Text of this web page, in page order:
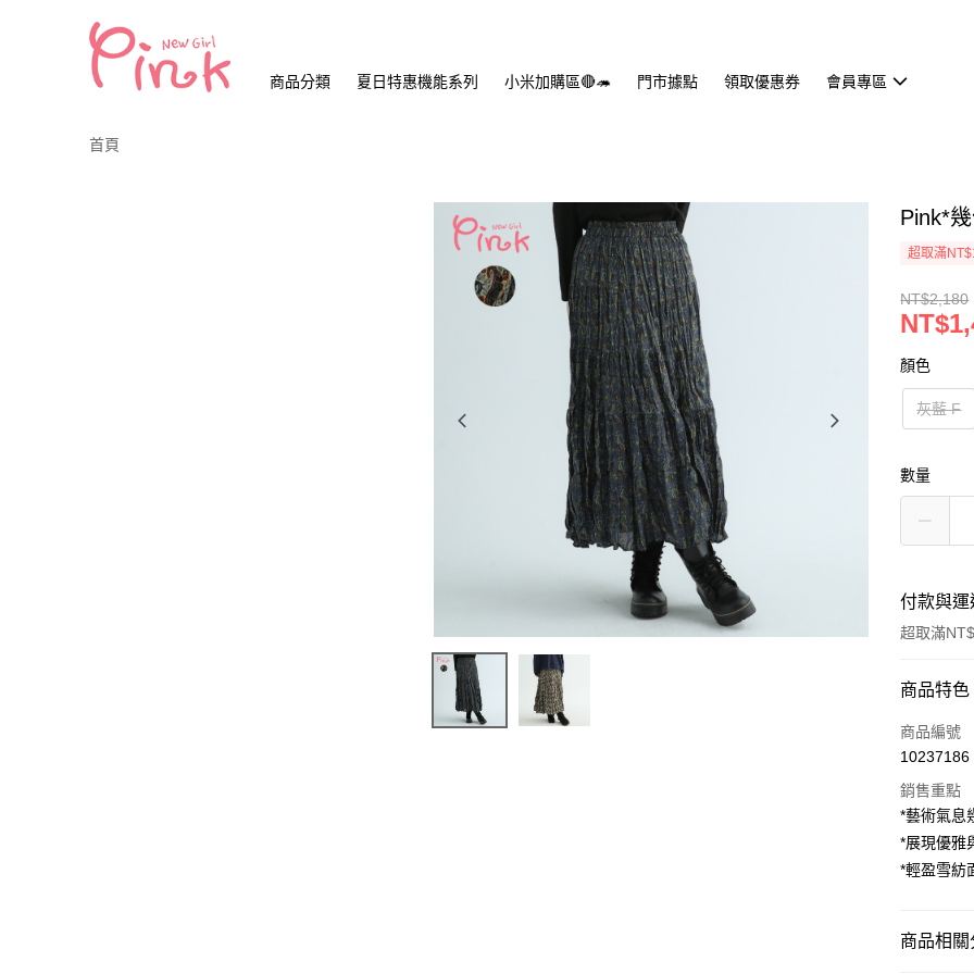
商品分類 夏日特惠機能系列 小米加購區🔴🦔 門市據點 領取優惠券 會員專區
首頁
Pink*
超取滿
NT$2,180
顏色
灰藍 F
數量
付款與
超取滿
付款方式
信用卡一
LINE Pay
Apple Pay
悠遊付
商品特色
商品編號
10237186
銷售重點
*藝術氣息
*展現優雅
*輕盈雪紡
商品相關